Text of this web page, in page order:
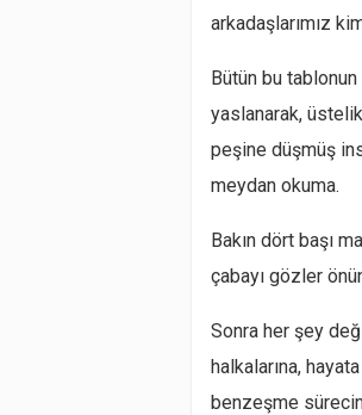
arkadaşlarımız
Bütün bu
yaslanarak,
peşine düşmüş
meydan okuma.
Bakın dört başı
çabayı gözler
Sonra her şey
halkalarına,
benzeşme